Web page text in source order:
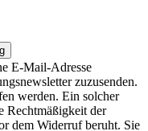
E-Mail-Adresse
zuzusenden.
werden. Ein solcher
Rechtmäßigkeit der
dem Widerruf beruht. Sie